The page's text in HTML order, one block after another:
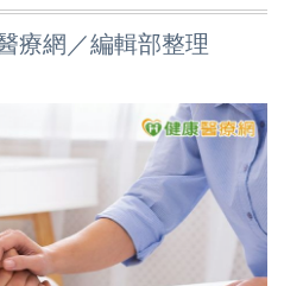
療網／編輯部整理